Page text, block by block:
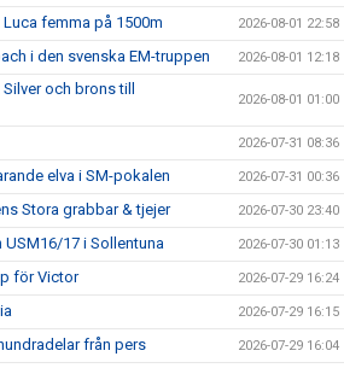
femma på 1500m 2026-08-01 22:58
i den svenska EM-truppen 2026-08-01 12:18
och brons till
2026-08-01 01:00
2026-07-31 08:36
elva i SM-pokalen 2026-07-31 00:36
Stora grabbar & tjejer 2026-07-30 23:40
17 i Sollentuna 2026-07-30 01:13
för Victor 2026-07-29 16:24
2026-07-29 16:15
från pers 2026-07-29 16:04